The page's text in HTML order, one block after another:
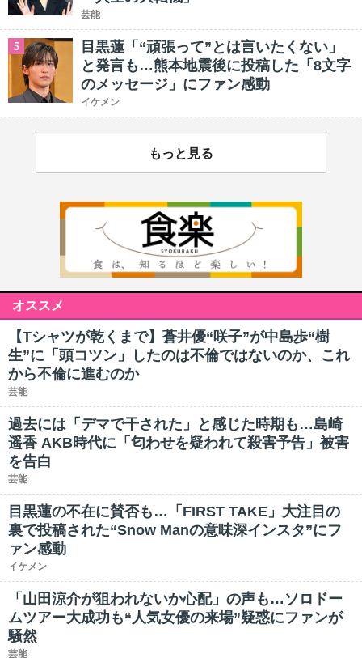
芸能
5
目黒蓮「“頑張って”とは言いたくない」
と発言も…熊本地震後に投稿した「8文字
のメッセージ」にファン感動
イケメン
もっと見る
オススメ
【Tシャツが乾くまで】蒼井優“咲子”が中島歩“樹
生”に「頭コツン」したのは不倫ではないのか、これ
から不倫に進むのか
芸能
過去には「デマで干された」と感じた時期も…島崎
遥香 AKB時代に「匂わせを疑われて殺害予告」被害
を告白
芸能
目黒蓮の不在に賛否も…「FIRST TAKE」大注目の
裏で投稿された“Snow Manの意味深インスタ”にフ
ァン感動
イケメン
「山田涼介が狙われないか心配」の声も…ソロドー
ムツアー大成功も“人気女優の来場”疑惑にファンが
騒然
芸能